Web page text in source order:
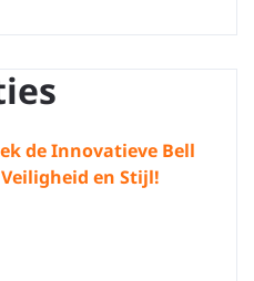
de Innovatieve Bell
en Stijl!